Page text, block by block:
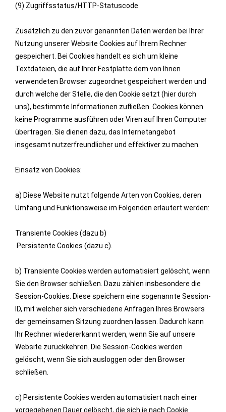
(9) Zugriffsstatus/HTTP-Statuscode
Zusätzlich zu den zuvor genannten Daten werden bei Ihrer
Nutzung unserer Website Cookies auf Ihrem Rechner
gespeichert. Bei Cookies handelt es sich um kleine
Textdateien, die auf Ihrer Festplatte dem von Ihnen
verwendeten Browser zugeordnet gespeichert werden und
durch welche der Stelle, die den Cookie setzt (hier durch
uns), bestimmte Informationen zufließen. Cookies können
keine Programme ausführen oder Viren auf Ihren Computer
übertragen. Sie dienen dazu, das Internetangebot
insgesamt nutzerfreundlicher und effektiver zu machen.
Einsatz von Cookies:
a) Diese Website nutzt folgende Arten von Cookies, deren
Umfang und Funktionsweise im Folgenden erläutert werden:
Transiente Cookies (dazu b)
Persistente Cookies (dazu c).
b) Transiente Cookies werden automatisiert gelöscht, wenn
Sie den Browser schließen. Dazu zählen insbesondere die
Session-Cookies. Diese speichern eine sogenannte Session-
ID, mit welcher sich verschiedene Anfragen Ihres Browsers
der gemeinsamen Sitzung zuordnen lassen. Dadurch kann
Ihr Rechner wiedererkannt werden, wenn Sie auf unsere
Website zurückkehren. Die Session-Cookies werden
gelöscht, wenn Sie sich ausloggen oder den Browser
schließen.
c) Persistente Cookies werden automatisiert nach einer
vorgegebenen Dauer gelöscht, die sich je nach Cookie